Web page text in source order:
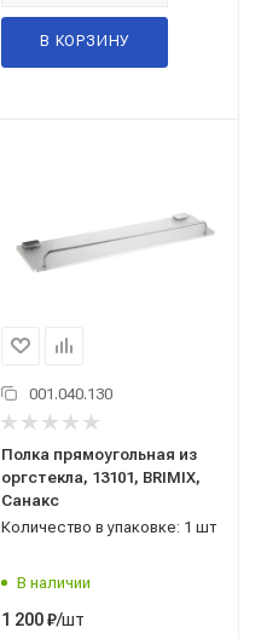
В КОРЗИНУ
001.040.130
Полка прямоугольная из
оргстекла, 13101, BRIMIX,
Санакс
Количество в упаковке: 1 шт
В наличии
1 200₽/шт